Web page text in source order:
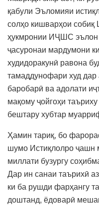
қабули Эъломияи
солҳо кишварҳои собиқ
ҳукмронии ИҶШС эълон
ҷасуронаи мардумони
худидоракунӣ равона
тамаддунофари худ дар
баробарӣ ва адолати
мақому ҷойгоҳи
бештару хубтар
Ҳамин тариқ, бо
шумо Истиқлолро ҷашн
миллати бузургу
Дар ин санаи таърихӣ
ки ба рушди фарҳангу
доштанд, ёдоварӣ